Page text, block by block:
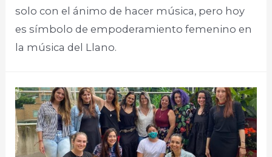
solo con el ánimo de hacer música, pero hoy
es símbolo de empoderamiento femenino en
la música del Llano.